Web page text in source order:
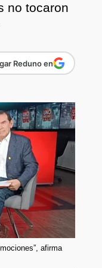
no tocaron
Reduno en
afirma